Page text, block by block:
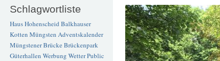
Schlagwortliste
Haus Hohenscheid Balkhauser
Kotten Müngsten Adventskalender
Müngstener BrückeBrückenpark
Güterhallen Werbung WetterPublic